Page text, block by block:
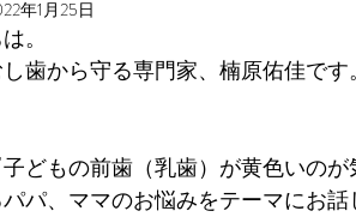
年1月25日
。
歯から守る専門家、楠原佑佳です。
どもの前歯（乳歯）が黄色いのが
パ、ママのお悩みをテーマにお話